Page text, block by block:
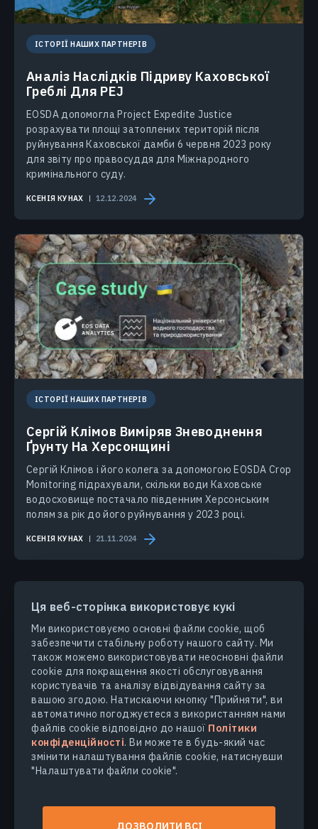
Ця веб-сторінка використовує кукі
Ми використовуємо основні файли cookie, щоб
забезпечити стабільну роботу нашого сайту. Ми
також можемо використовувати неосновні файли
cookie для покращення якості обслуговування
користувачів та аналізу відвідування сайту за
вашою згодою. Натискаючи кнопку "Прийняти", ви
автоматично погоджуєтеся з використанням нами
файлів cookie відповідно до нашої Політики
конфіденційності. Ви можете в будь-який час
змінити налаштування файлів cookie, натиснувши
"Налаштувати файли cookie".
ДОЗВОЛИТИ ВСІ
ІСТОРІЇ НАШИХ ПАРТНЕРІВ
Аналіз Наслідків Підриву Каховської
Греблі Для PEJ
EOSDA допомогла Project Expedite Justice
розрахувати площі затоплених територій після
руйнування Каховської дамби 6 червня 2023 року
для звіту про правосуддя для Міжнародного
кримінального суду.
КСЕНІЯ КУНАХ 12.12.2024
ІСТОРІЇ НАШИХ ПАРТНЕРІВ
Сергій Клімов Виміряв Зневоднення
Ґрунту На Херсонщині
Сергій Клімов і його колега за допомогою EOSDA Crop
Monitoring підрахували, скільки води Каховське
водосховище постачало південним Херсонським
полям за рік до його руйнування у 2023 році.
КСЕНІЯ КУНАХ 21.11.2024
ПРОДУКТИ ТА РІШЕННЯ
ГАЛУЗІ
КОМПАНІЯ
ДІЗНАТИСЯ БІЛЬШЕ